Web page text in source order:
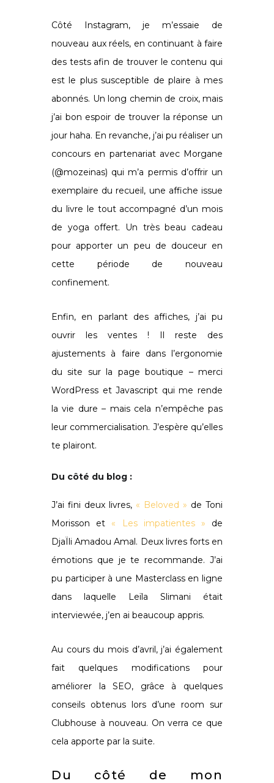
Côté Instagram, je m’essaie de
nouveau aux réels, en continuant à faire
des tests afin de trouver le contenu qui
est le plus susceptible de plaire à mes
abonnés. Un long chemin de croix, mais
j’ai bon espoir de trouver la réponse un
jour haha. En revanche, j’ai pu réaliser un
concours en partenariat avec Morgane
(@mozeinas) qui m’a permis d’offrir un
exemplaire du recueil, une affiche issue
du livre le tout accompagné d’un mois
de yoga offert. Un très beau cadeau
pour apporter un peu de douceur en
cette période de nouveau
confinement.
Enfin, en parlant des affiches, j’ai pu
ouvrir les ventes ! Il reste des
ajustements à faire dans l’ergonomie
du site sur la page boutique – merci
WordPress et Javascript qui me rende
la vie dure – mais cela n’empêche pas
leur commercialisation. J’espère qu’elles
te plairont.
Du côté du blog :
J’ai fini deux livres, « Beloved » de Toni
Morisson et « Les impatientes » de
DjaÏli Amadou Amal. Deux livres forts en
émotions que je te recommande. J’ai
pu participer à une Masterclass en ligne
dans laquelle Leïla Slimani était
interviewée, j’en ai beaucoup appris.
Au cours du mois d’avril, j’ai également
fait quelques modifications pour
améliorer la SEO, grâce à quelques
conseils obtenus lors d’une room sur
Clubhouse à nouveau. On verra ce que
cela apporte par la suite.
Du côté de mon